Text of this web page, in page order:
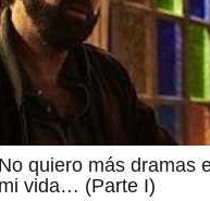
No quiero más dramas
mi vida… (Parte I)